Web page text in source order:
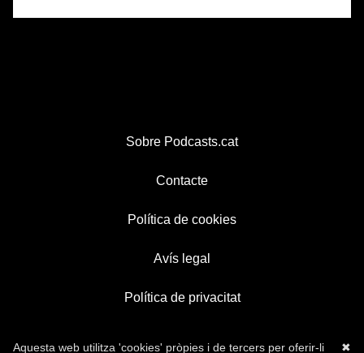
Sobre Podcasts.cat
Contacte
Política de cookies
Avís legal
Política de privacitat
✖
Aquesta web utilitza 'cookies' pròpies i de tercers per oferir-li